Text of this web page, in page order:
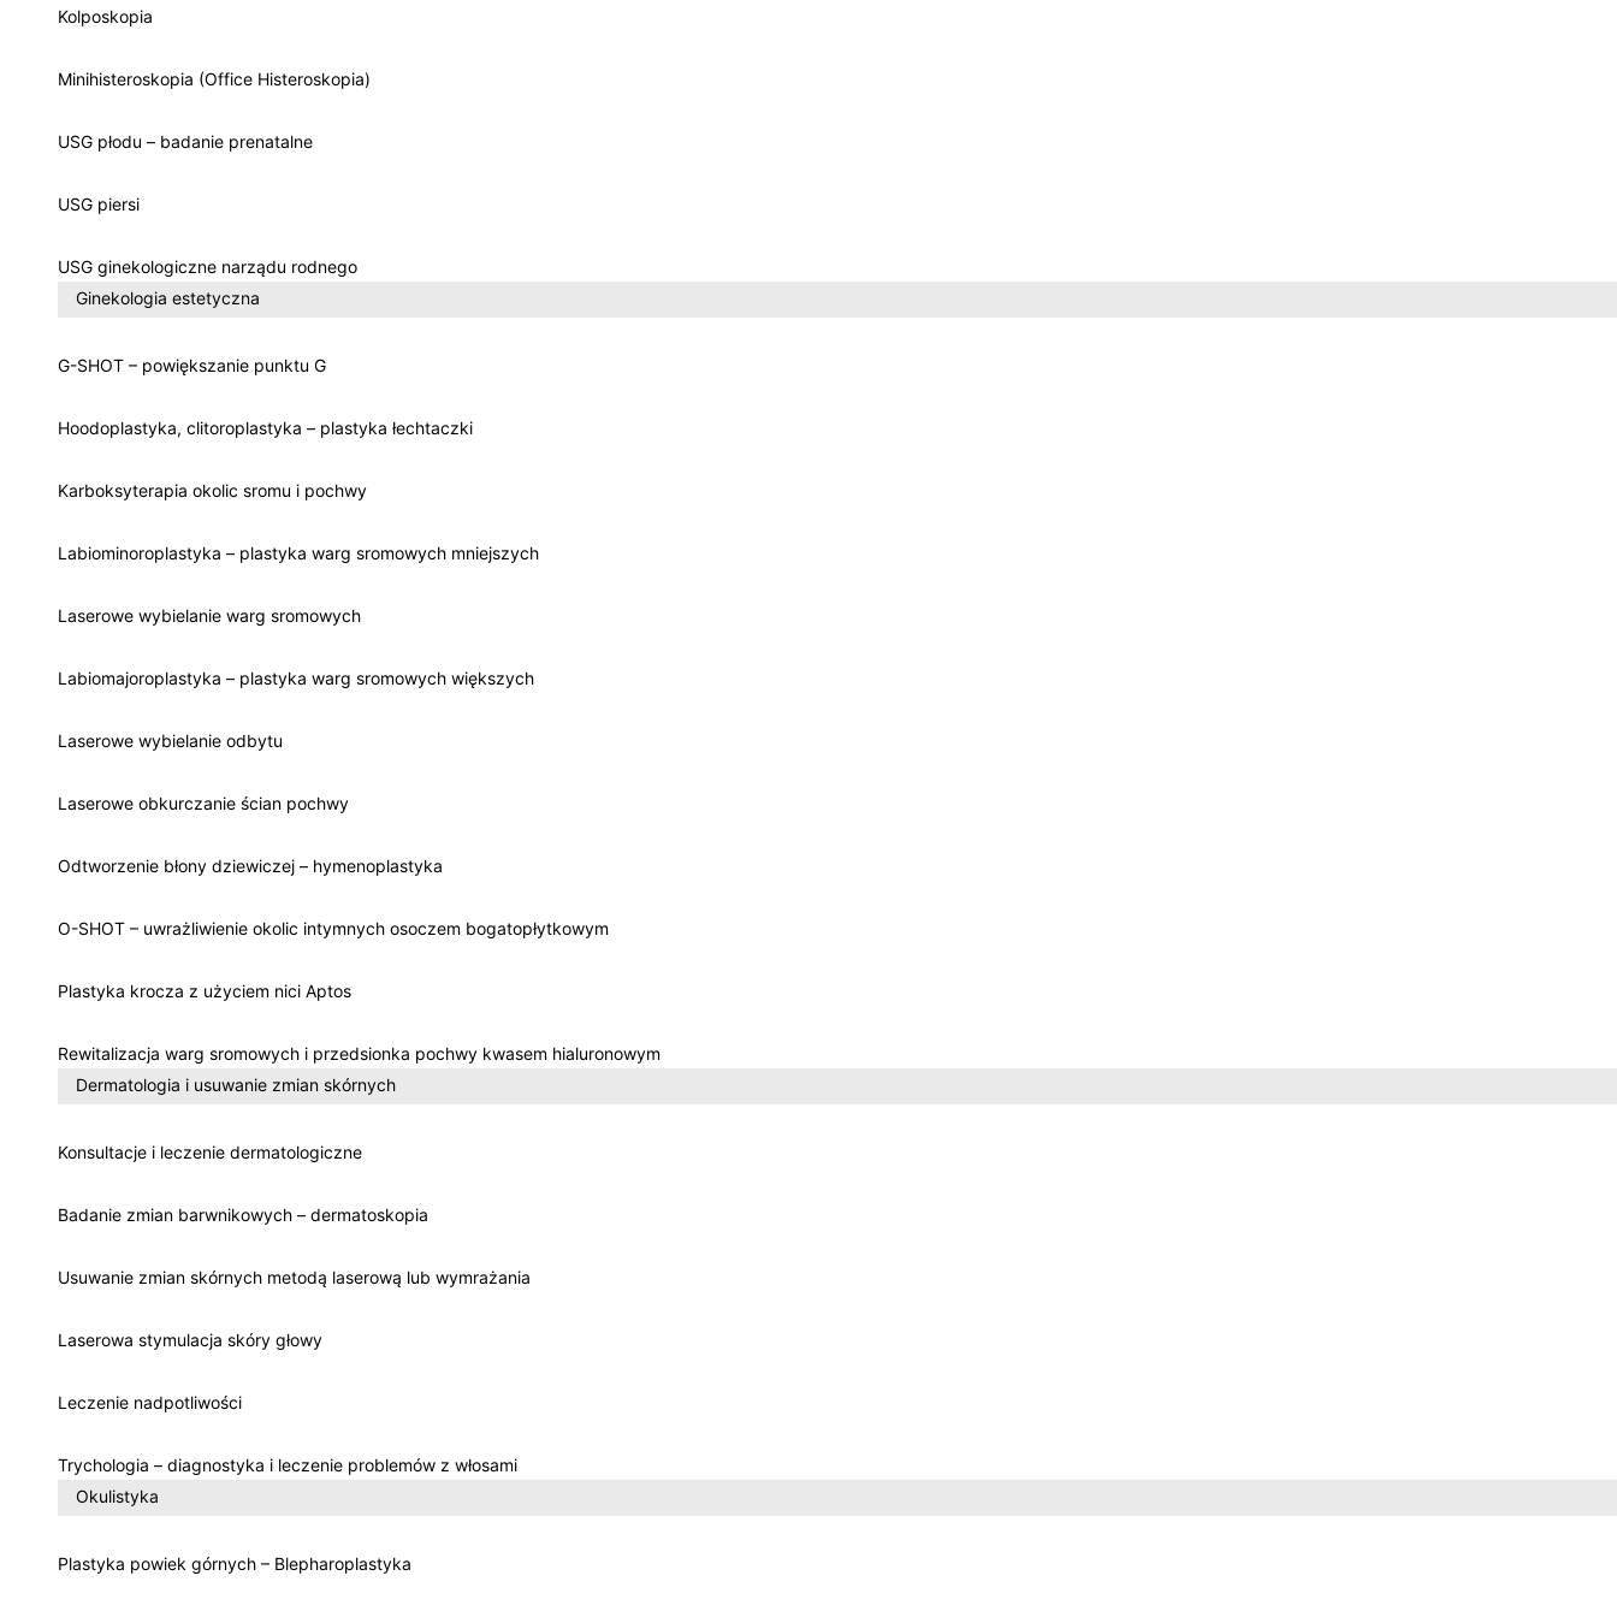
Kolposkopia
Minihisteroskopia (Office Histeroskopia)
USG płodu – badanie prenatalne
USG piersi
USG ginekologiczne narządu rodnego
Ginekologia estetyczna
G-SHOT – powiększanie punktu G
Hoodoplastyka, clitoroplastyka – plastyka łechtaczki
Karboksyterapia okolic sromu i pochwy
Labiominoroplastyka – plastyka warg sromowych mniejszych
Laserowe wybielanie warg sromowych
Labiomajoroplastyka – plastyka warg sromowych większych
Laserowe wybielanie odbytu
Laserowe obkurczanie ścian pochwy
Odtworzenie błony dziewiczej – hymenoplastyka
O-SHOT – uwrażliwienie okolic intymnych osoczem bogatopłytkowym
Plastyka krocza z użyciem nici Aptos
Rewitalizacja warg sromowych i przedsionka pochwy kwasem hialuronowym
Dermatologia i usuwanie zmian skórnych
Konsultacje i leczenie dermatologiczne
Badanie zmian barwnikowych – dermatoskopia
Usuwanie zmian skórnych metodą laserową lub wymrażania
Laserowa stymulacja skóry głowy
Leczenie nadpotliwości
Trychologia – diagnostyka i leczenie problemów z włosami
Okulistyka
Plastyka powiek górnych – Blepharoplastyka